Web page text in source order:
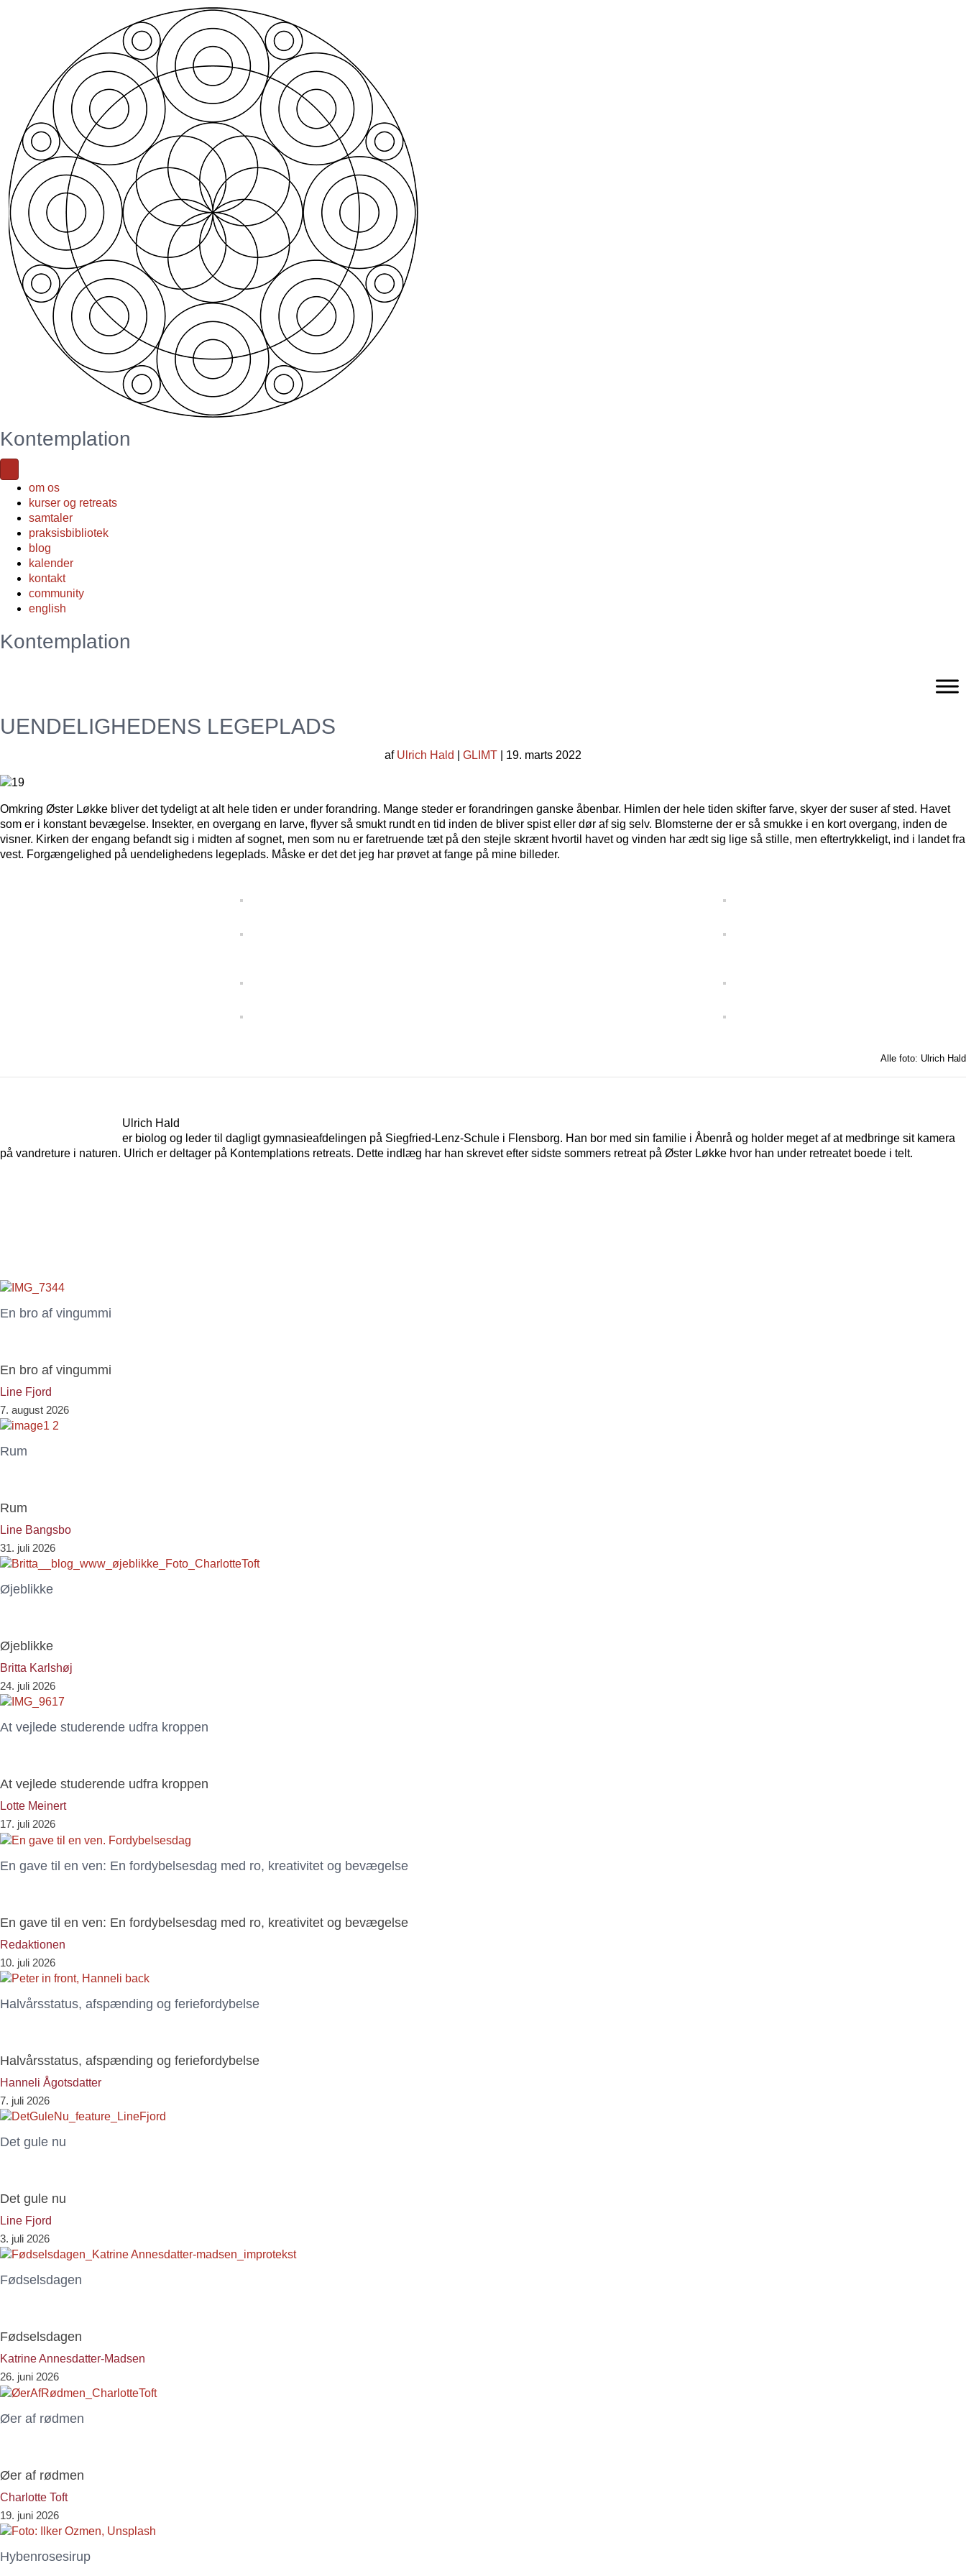
Kontemplation
om os
kurser og retreats
samtaler
praksisbibliotek
blog
kalender
kontakt
community
english
Kontemplation
UENDELIGHEDENS LEGEPLADS
af Ulrich Hald GLIMT | 19. marts 2022
Omkring Øster Løkke bliver det tydeligt at alt hele tiden er under forandring. Mange steder er forandringen ganske åbenbar. Himlen der hele tiden skifter farve, skyer der suser af sted. Havet
som er i konstant bevægelse. Insekter, en overgang en larve, flyver så smukt rundt en tid inden de bliver spist eller dør af sig selv. Blomsterne der er så smukke i en kort overgang, inden de
visner. Kirken der engang befandt sig i midten af sognet, men som nu er faretruende tæt på den stejle skrænt hvortil havet og vinden har ædt sig lige så stille, men eftertrykkeligt, ind i landet fra
vest. Forgængelighed på uendelighedens legeplads. Måske er det det jeg har prøvet at fange på mine billeder.
Alle foto: Ulrich Hald
Ulrich Hald
er biolog og leder til dagligt gymnasieafdelingen på Siegfried-Lenz-Schule i Flensborg. Han bor med sin familie i Åbenrå og holder meget af at medbringe sit kamera
på vandreture i naturen. Ulrich er deltager på Kontemplations retreats. Dette indlæg har han skrevet efter sidste sommers retreat på Øster Løkke hvor han under retreatet boede i telt.
En bro af vingummi
En bro af vingummi
Line Fjord
7. august 2026
Rum
Rum
Line Bangsbo
31. juli 2026
Øjeblikke
Øjeblikke
Britta Karlshøj
24. juli 2026
At vejlede studerende udfra kroppen
At vejlede studerende udfra kroppen
Lotte Meinert
17. juli 2026
En gave til en ven: En fordybelsesdag med ro, kreativitet og bevægelse
En gave til en ven: En fordybelsesdag med ro, kreativitet og bevægelse
Redaktionen
10. juli 2026
Halvårsstatus, afspænding og feriefordybelse
Halvårsstatus, afspænding og feriefordybelse
Hanneli Ågotsdatter
7. juli 2026
Det gule nu
Det gule nu
Line Fjord
3. juli 2026
Fødselsdagen
Fødselsdagen
Katrine Annesdatter-Madsen
26. juni 2026
Øer af rødmen
Øer af rødmen
Charlotte Toft
19. juni 2026
Hybenrosesirup